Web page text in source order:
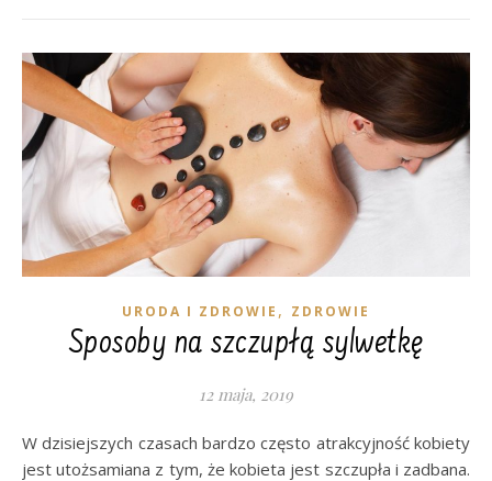
URODA I ZDROWIE , ZDROWIE
Sposoby na szczupłą sylwetkę
12 maja, 2019
W dzisiejszych czasach bardzo często atrakcyjność kobiety
jest utożsamiana z tym, że kobieta jest szczupła i zadbana.